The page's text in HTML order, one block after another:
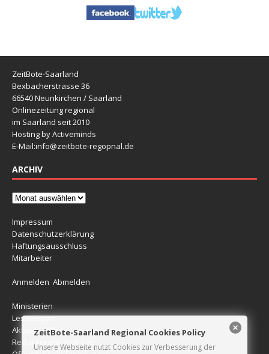
ZeitBote-Saarland
Bexbacherstrasse 36
66540 Neunkirchen / Saarland
Onlinezeitung regional
im Saarland seit 2010
Hosting by Activeminds
E-Mail:info@zeitbote-regopnal.de
ARCHIV
Impressum
Datenschutzerklärung
Haftungsausschluss
Mitarbeiter
Anmelden Abmelden
Ministerien
Leserreport
Aktuelle Blitzer
Redaktionelle Beiträge
ZeitBote-Saarland Regional Cookies Policy
Unsere Webseite nutzt Cookies zur Verbesserung der